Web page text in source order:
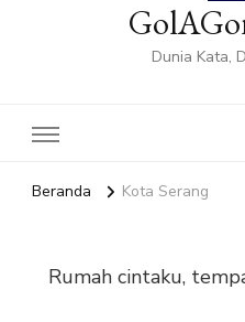
Dunia Kata,
Beranda Kota Serang
Rumah cintaku,